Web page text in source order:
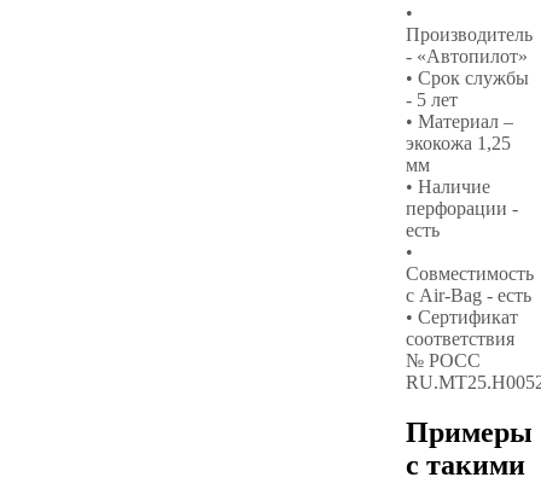
•
Производитель
- «Автопилот»
• Срок службы
- 5 лет
• Материал –
экокожа 1,25
мм
• Наличие
перфорации -
есть
•
Совместимость
с Air-Bag - есть
• Сертификат
соответствия
№ РОСС
Примеры
с такими